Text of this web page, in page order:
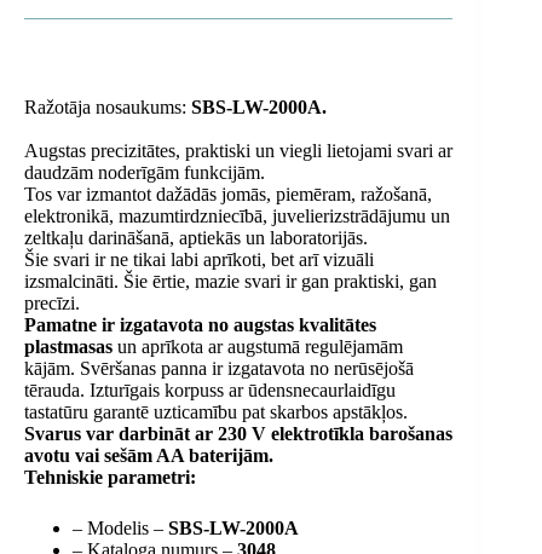
Ražotāja nosaukums: SBS-LW-2000A.
Augstas precizitātes, praktiski un viegli lietojami svari ar
daudzām noderīgām funkcijām.
Tos var izmantot dažādās jomās, piemēram, ražošanā,
elektronikā, mazumtirdzniecībā, juvelierizstrādājumu un
zeltkaļu darināšanā, aptiekās un laboratorijās.
Šie svari ir ne tikai labi aprīkoti, bet arī vizuāli
izsmalcināti. Šie ērtie, mazie svari ir gan praktiski, gan
precīzi.
Pamatne ir izgatavota no augstas kvalitātes
plastmasas un aprīkota ar augstumā regulējamām
kājām. Svēršanas panna ir izgatavota no nerūsējošā
tērauda. Izturīgais korpuss ar ūdensnecaurlaidīgu
tastatūru garantē uzticamību pat skarbos apstākļos.
Svarus var darbināt ar 230 V elektrotīkla barošanas
avotu vai sešām AA baterijām.
Tehniskie parametri:
– Modelis – SBS-LW-2000A
– Kataloga numurs – 3048